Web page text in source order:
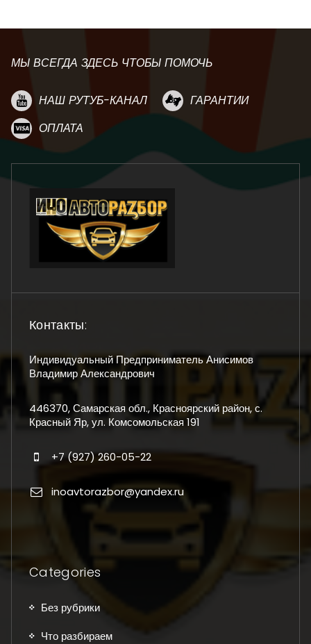
МЫ ВСЕГДА ЗДЕСЬ ЧТОБЫ ПОМОЧЬ
НАШ РУТУБ-КАНАЛ
ГАРАНТИИ
ОПЛАТА
Контакты:
Индивидуальный Предприниматель Анисимов
Владимир Александрович
446370, Самарская обл., Красноярский район, с.
Красный Яр, ул. Комсомольская 191
+7 (927) 260-05-22
inoavtorazbor@yandex.ru
Categories
Без рубрики
Что разбираем